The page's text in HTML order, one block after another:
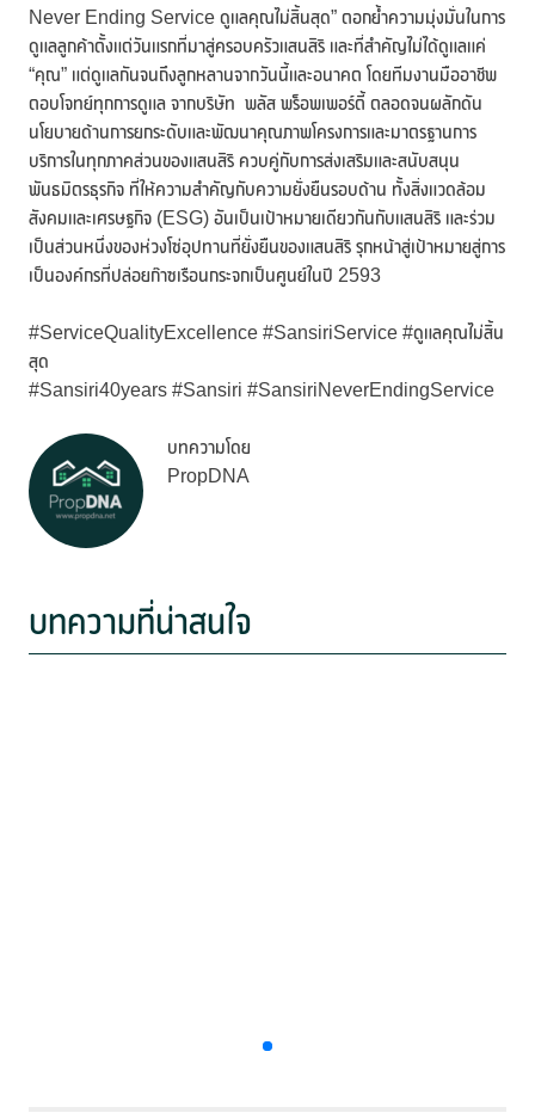
Never Ending Service ดูแลคุณไม่สิ้นสุด” ตอกย้ำความมุ่งมั่นในการ
ดูแลลูกค้าตั้งแต่วันแรกที่มาสู่ครอบครัวแสนสิริ และที่สำคัญไม่ได้ดูแลแค่
“คุณ” แต่ดูแลกันจนถึงลูกหลานจากวันนี้และอนาคต โดยทีมงานมืออาชีพ
ตอบโจทย์ทุกการดูแล จากบริษัท พลัส พร็อพเพอร์ตี้ ตลอดจนผลักดัน
นโยบายด้านการยกระดับและพัฒนาคุณภาพโครงการและมาตรฐานการ
บริการในทุกภาคส่วนของแสนสิริ ควบคู่กับการส่งเสริมและสนับสนุน
พันธมิตรธุรกิจ ที่ให้ความสำคัญกับความยั่งยืนรอบด้าน ทั้งสิ่งแวดล้อม
สังคมและเศรษฐกิจ (ESG) อันเป็นเป้าหมายเดียวกันกับแสนสิริ และร่วม
เป็นส่วนหนึ่งของห่วงโซ่อุปทานที่ยั่งยืนของแสนสิริ รุกหน้าสู่เป้าหมายสู่การ
เป็นองค์กรที่ปล่อยก๊าซเรือนกระจกเป็นศูนย์ในปี 2593
#ServiceQualityExcellence #SansiriService #ดูแลคุณไม่สิ้น
สุด
#Sansiri40years #Sansiri #SansiriNeverEndingService
บทความโดย
PropDNA
บทความที่น่าสนใจ